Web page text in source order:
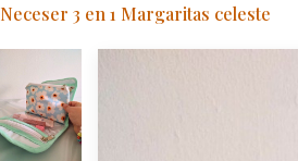
Neceser 3 en 1 Margaritas celeste